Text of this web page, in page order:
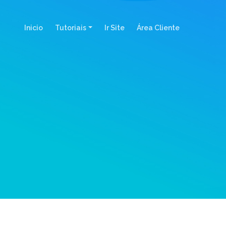
Inicio(current)
Tutoriais Ir Site Área Cliente